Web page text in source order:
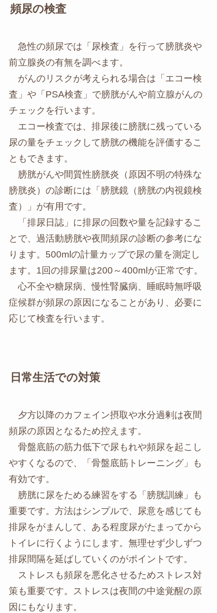
頻尿の検査
急性の頻尿では「尿検査」を行って膀胱炎や
前立腺炎の有無を調べます。
がんのリスクが考えられる場合は「エコー検
査」や「PSA検査」で膀胱がんや前立腺がんの
チェックを行います。
エコー検査では、排尿後に膀胱に残っている
尿の量をチェックして膀胱の機能を評価するこ
ともできます。
膀胱がんや間質性膀胱炎（原因不明の特殊な
膀胱炎）の診断には「膀胱鏡（膀胱の内視鏡検
査）」が有用です。
「排尿日誌」に排尿の回数や量を記録するこ
とで、過活動膀胱や夜間頻尿の診断の参考にな
ります。500mlの計量カップで尿の量を測定し
ます。1回の排尿量は200～400mlが正常です。
心不全や糖尿病、慢性腎臓病、睡眠時無呼吸
症候群が頻尿の原因になることがあり、必要に
応じて検査を行います。
日常生活での対策
夕方以降のカフェイン摂取や水分過剰は夜間
頻尿の原因となるため控えます。
骨盤底筋の筋力低下で尿もれや頻尿を起こし
やすくなるので、「骨盤底筋トレーニング」も
有効です。
膀胱に尿をためる練習をする「膀胱訓練」も
重要です。方法はシンプルで、尿意を感じても
排尿をがまんして、ある程度尿がたまってから
トイレに行くようにします。無理せず少しずつ
排尿間隔を延ばしていくのがポイントです。
ストレスも頻尿を悪化させるためストレス対
策も重要です。ストレスは夜間の中途覚醒の原
因にもなります。